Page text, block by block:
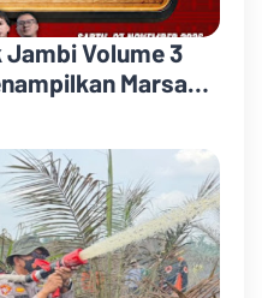
Volume 3
Marsada